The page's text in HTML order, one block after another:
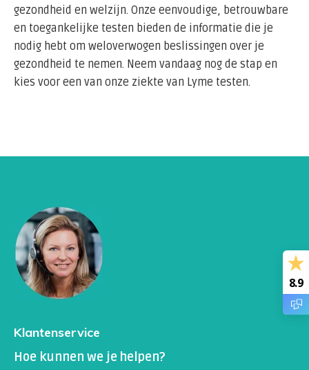
gezondheid en welzijn. Onze eenvoudige, betrouwbare
en toegankelijke testen bieden de informatie die je
nodig hebt om weloverwogen beslissingen over je
gezondheid te nemen. Neem vandaag nog de stap en
kies voor een van onze ziekte van Lyme testen.
Klantenservice
Hoe kunnen we je helpen?
8.9